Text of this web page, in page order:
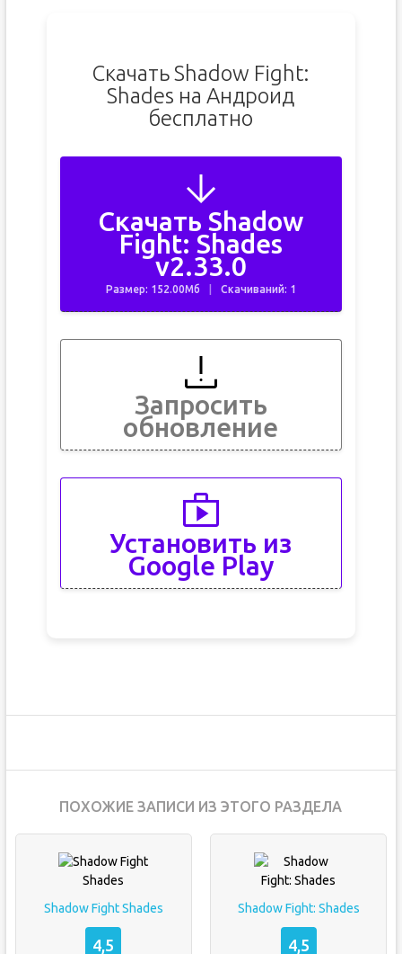
Скачать Shadow Fight:
Shades на Андроид
бесплатно
Скачать Shadow
Fight: Shades
v2.33.0
Размер: 152.00Мб Скачиваний: 1
Запросить
обновление
Установить из
Google Play
ПОХОЖИЕ ЗАПИСИ ИЗ ЭТОГО РАЗДЕЛА
Shadow Fight Shades
4,5
Shadow Fight: Shades
4,5